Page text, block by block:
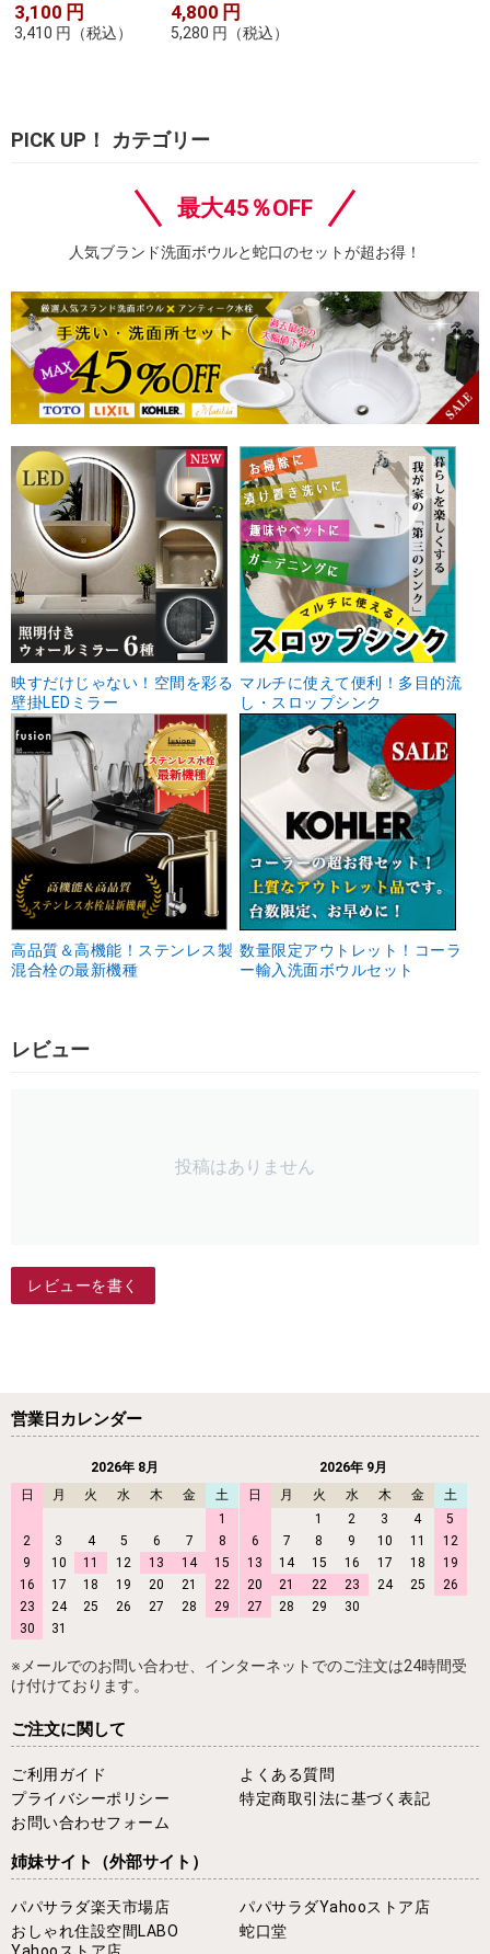
3,100 円
3,410 円 （税込）
4,800 円
5,280 円 （税込）
PICK UP！ カテゴリー
最大45％OFF
人気ブランド洗面ボウルと蛇口のセットが超お得！
映すだけじゃない！空間を彩る
壁掛LEDミラー
マルチに使えて便利！多目的流
し・スロップシンク
高品質＆高機能！ステンレス製
混合栓の最新機種
数量限定アウトレット！コーラ
ー輸入洗面ボウルセット
レビュー
投稿はありません
レビューを書く
営業日カレンダー
2026年 8月
日
月 火 水 木 金
土
1
2
3 4 5 6 7
8
9
10 11 12 13 14
15
16
17 18 19 20 21
22
23
24 25 26 27 28
29
30
31
2026年 9月
日
月 火 水 木 金
土
1
2 3 4
5
6
7 8 9 10 11
12
13
14 15 16 17 18
19
20
21 22 23 24 25
26
27
28 29 30
※メールでのお問い合わせ、インターネットでのご注文は24時間受
け付けております。
ご注文に関して
ご利用ガイド
よくある質問
プライバシーポリシー
特定商取引法に基づく表記
お問い合わせフォーム
姉妹サイト （外部サイト）
パパサラダ楽天市場店
パパサラダYahooストア店
おしゃれ住設空間LABO
Yahooストア店
蛇口堂